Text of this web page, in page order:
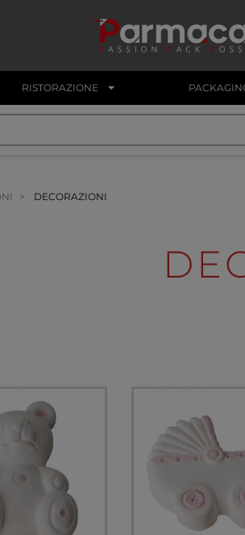
RISTORAZIONE
DECORAZIONI